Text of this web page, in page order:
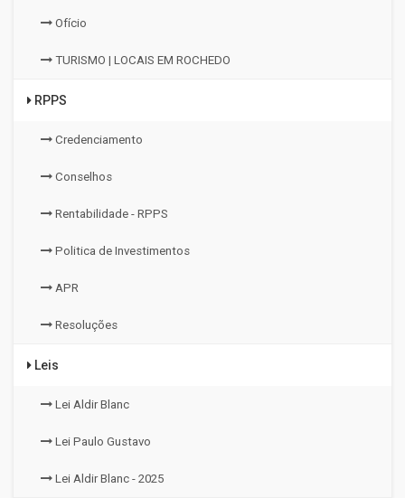
Ofício
TURISMO | LOCAIS EM ROCHEDO
RPPS
Credenciamento
Conselhos
Rentabilidade - RPPS
Politica de Investimentos
APR
Resoluções
Leis
Lei Aldir Blanc
Lei Paulo Gustavo
Lei Aldir Blanc - 2025